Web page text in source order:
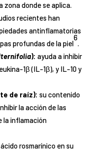
zona donde se aplica.
recientes han
antinflamatorias
profundas de la piel
6
.
): ayuda a inhibir
1β (IL-1β), y IL-10 y
de raíz): su contenido
la acción de las
la inflamación
rosmarínico en su